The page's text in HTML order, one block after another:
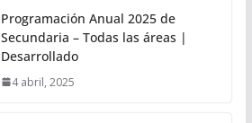
Programación Anual 2025 de
Secundaria – Todas las áreas |
Desarrollado
4 abril, 2025